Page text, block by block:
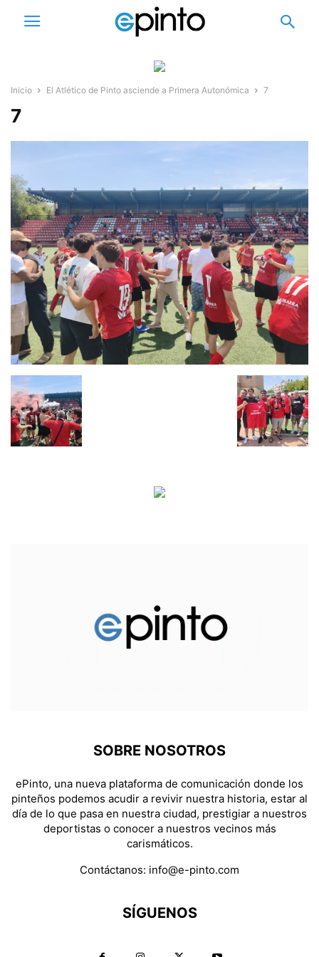
Inicio El Atlético de Pinto asciende a Primera Autonómica 7
7
SOBRE NOSOTROS
ePinto, una nueva plataforma de comunicación donde los
pinteños podemos acudir a revivir nuestra historia, estar al
día de lo que pasa en nuestra ciudad, prestigiar a nuestros
deportistas o conocer a nuestros vecinos más
carismáticos.
Contáctanos: info@e-pinto.com
SÍGUENOS